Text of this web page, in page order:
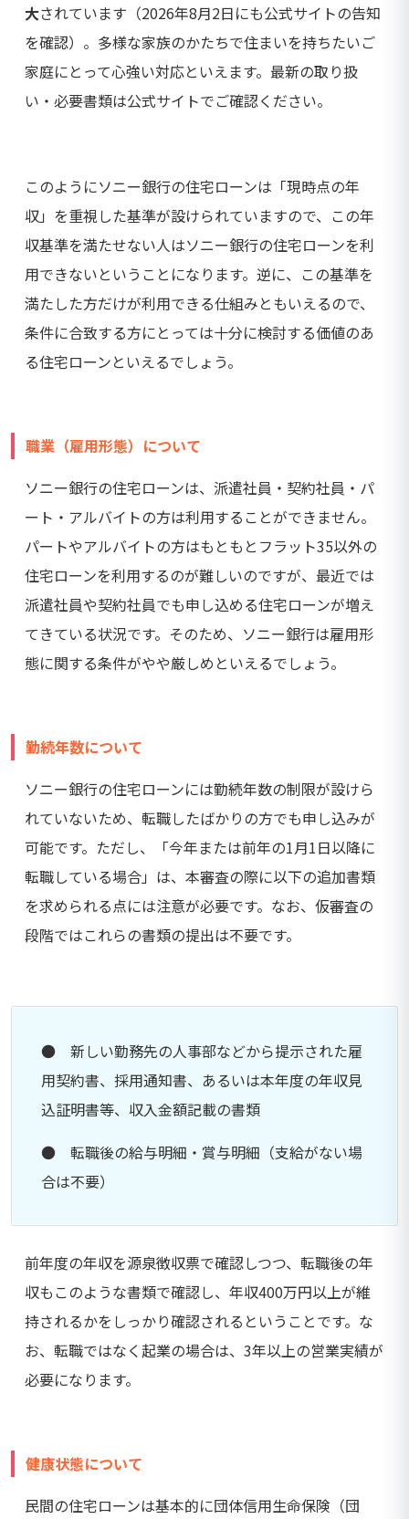
大されています（2026年8月2日にも公式サイトの告知
を確認）。多様な家族のかたちで住まいを持ちたいご
家庭にとって心強い対応といえます。最新の取り扱
い・必要書類は公式サイトでご確認ください。
このようにソニー銀行の住宅ローンは「現時点の年
収」を重視した基準が設けられていますので、この年
収基準を満たせない人はソニー銀行の住宅ローンを利
用できないということになります。逆に、この基準を
満たした方だけが利用できる仕組みともいえるので、
条件に合致する方にとっては十分に検討する価値のあ
る住宅ローンといえるでしょう。
職業（雇用形態）について
ソニー銀行の住宅ローンは、派遣社員・契約社員・パ
ート・アルバイトの方は利用することができません。
パートやアルバイトの方はもともとフラット35以外の
住宅ローンを利用するのが難しいのですが、最近では
派遣社員や契約社員でも申し込める住宅ローンが増え
てきている状況です。そのため、ソニー銀行は雇用形
態に関する条件がやや厳しめといえるでしょう。
勤続年数について
ソニー銀行の住宅ローンには勤続年数の制限が設けら
れていないため、転職したばかりの方でも申し込みが
可能です。ただし、「今年または前年の1月1日以降に
転職している場合」は、本審査の際に以下の追加書類
を求められる点には注意が必要です。なお、仮審査の
段階ではこれらの書類の提出は不要です。
● 新しい勤務先の人事部などから提示された雇
用契約書、採用通知書、あるいは本年度の年収見
込証明書等、収入金額記載の書類
● 転職後の給与明細・賞与明細（支給がない場
合は不要）
前年度の年収を源泉徴収票で確認しつつ、転職後の年
収もこのような書類で確認し、年収400万円以上が維
持されるかをしっかり確認されるということです。な
お、転職ではなく起業の場合は、3年以上の営業実績が
必要になります。
健康状態について
民間の住宅ローンは基本的に団体信用生命保険（団